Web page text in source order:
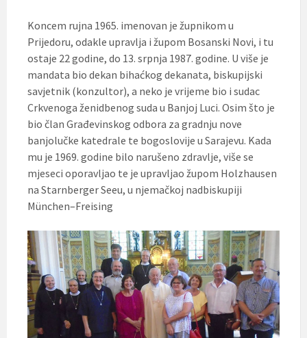
Koncem rujna 1965. imenovan je župnikom u
Prijedoru, odakle upravlja i župom Bosanski Novi, i tu
ostaje 22 godine, do 13. srpnja 1987. godine. U više je
mandata bio dekan bihaćkog dekanata, biskupijski
savjetnik (konzultor), a neko je vrijeme bio i sudac
Crkvenoga ženidbenog suda u Banjoj Luci. Osim što je
bio član Građevinskog odbora za gradnju nove
banjolučke katedrale te bogoslovije u Sarajevu. Kada
mu je 1969. godine bilo narušeno zdravlje, više se
mjeseci oporavljao te je upravljao župom Holzhausen
na Starnberger Seeu, u njemačkoj nadbiskupiji
München–Freising